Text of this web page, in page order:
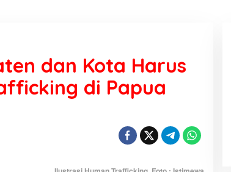
dan Kota Harus
di Papua
7 Agustus 2026